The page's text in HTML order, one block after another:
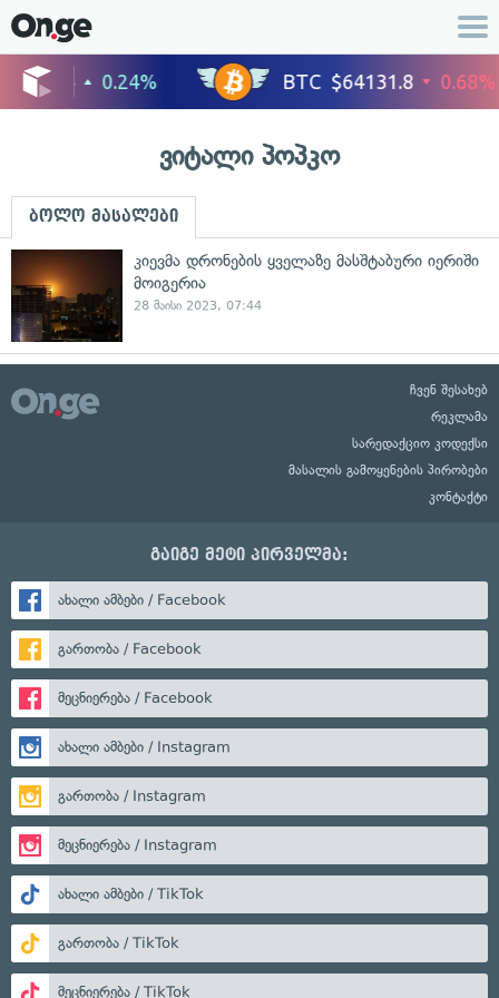
ვიტალი პოპკო
ბოლო მასალები
კიევმა დრონების ყველაზე მასშტაბური იერიში
მოიგერია
28 მაისი 2023, 07:44
ჩვენ შესახებ
რეკლამა
სარედაქციო კოდექსი
მასალის გამოყენების პირობები
კონტაქტი
გაიგე მეტი პირველმა:
ახალი ამბები / Facebook
გართობა / Facebook
მეცნიერება / Facebook
ახალი ამბები / Instagram
გართობა / Instagram
მეცნიერება / Instagram
ახალი ამბები / TikTok
გართობა / TikTok
მეცნიერება / TikTok